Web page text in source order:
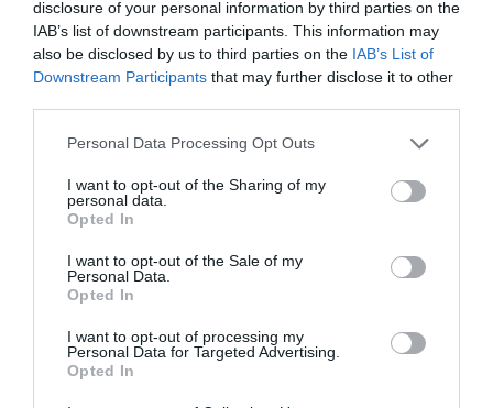
disclosure of your personal information by third parties on the
IAB’s list of downstream participants. This information may
also be disclosed by us to third parties on the IAB’s List of
Downstream Participants that may further disclose it to other
Personal Data Processing Opt Outs
I want to opt-out of the Sharing of my
personal data.
Opted In
I want to opt-out of the Sale of my
Personal Data.
Opted In
I want to opt-out of processing my
Personal Data for Targeted Advertising.
Opted In
μάθετε πρώτοι όλες τις ειδήσεις
Δείτε όλα τατελευταία νέαγια την Τέχνη και τον
Πολιτισμό στοCulturenow.gr
Tags
ΚΑΛΟΚΑΙΡΙΝΑ ΦΕΣΤΙΒΑΛ
ΚΑΛΟΚΑΙΡΙΝΕΣ ΣΥΝΑΥΛΙΕΣ
ΚΛΑΣΙΚΗ - ΟΠΕΡΑ
ΣΥΜΦΩΝΙΚΗ ΟΡΧΗΣΤΡΑ ΔΗΜΟΥ ΑΘΗΝΑΙΩΝ
ΣΥΝΑΥΛΙΕΣ 2023